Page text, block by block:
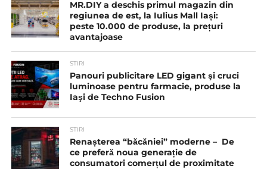
MR.DIY a deschis primul magazin din
regiunea de est, la Iulius Mall Iași:
peste 10.000 de produse, la prețuri
avantajoase
STIRI
Panouri publicitare LED gigant şi cruci
luminoase pentru farmacie, produse la
Iaşi de Techno Fusion
STIRI
Renașterea “băcăniei” moderne – De
ce preferă noua generație de
consumatori comerțul de proximitate